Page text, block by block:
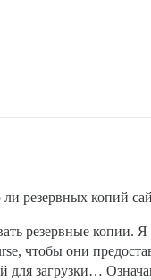
ли резервных копий
резервные
чтобы они
для загрузки…